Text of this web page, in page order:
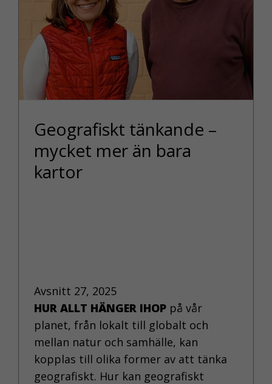
Geografiskt tänkande –
mycket mer än bara
kartor
Avsnitt 27, 2025
HUR ALLT HÄNGER IHOP på vår
planet, från lokalt till globalt och
mellan natur och samhälle, kan
kopplas till olika former av att tänka
geografiskt. Hur kan geografiskt